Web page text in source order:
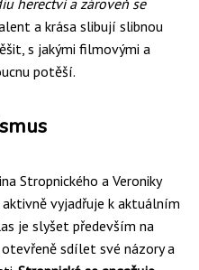
a krása slibují slibnou
s jakými filmovými a
potěší.
Stropnického a Veroniky
vyjadřuje k aktuálním
je slyšet především na
sdílet své názory a